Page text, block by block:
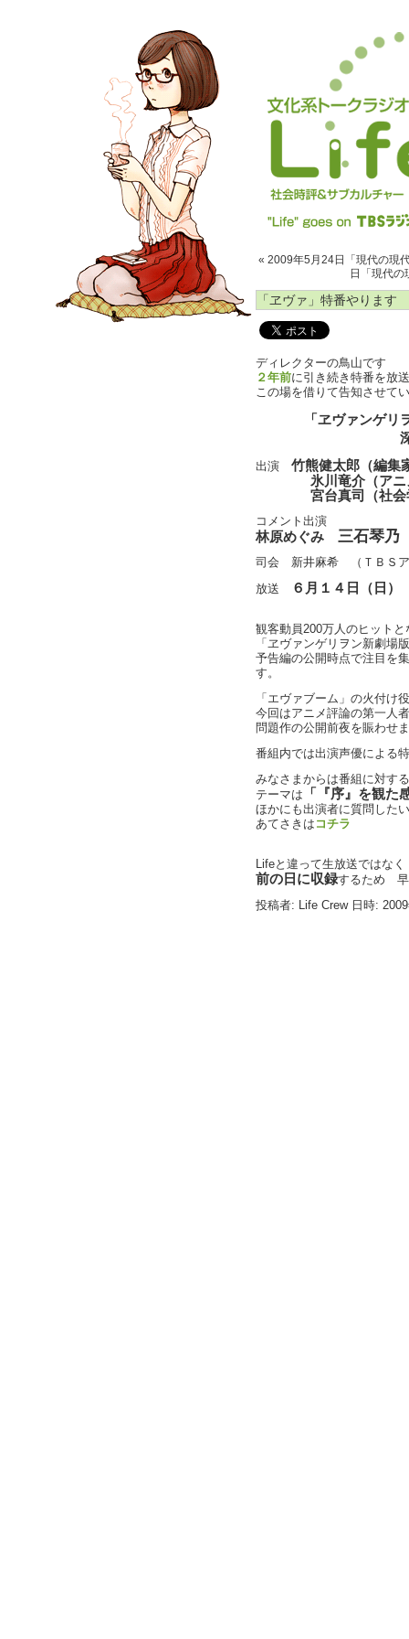
« 2009年5月24日「現代の現
日「現代の
「ヱヴァ」特番やります
ディレクターの鳥山です
２年前に引き続き特番を放
この場を借りて告知させて
「ヱヴァンゲ
出演 竹熊健太郎（編集
氷川竜介（アニメ
宮台真司（社会
コメント出演
林原めぐみ 三石琴乃
司会 新井麻希 （ＴＢＳア
放送 ６月１４日（日
観客動員200万人のヒットと
「ヱヴァンゲリヲン新劇場
予告編の公開時点で注目を
す。
「エヴァブーム」の火付け
今回はアニメ評論の第一人
問題作の公開前夜を賑わせ
番組内では出演声優による
みなさまからは番組に対す
テーマは
「『序』を観た
ほかにも出演者に質問した
あてさきは コチラ
Lifeと違って生放送ではなく
前の日に収録するため 早
投稿者: Life Crew 日時: